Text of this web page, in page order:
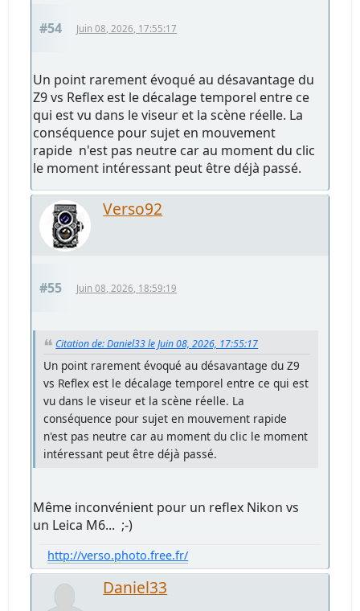
#54 Juin 08, 2026, 17:55:17
Un point rarement évoqué au désavantage du
Z9 vs Reflex est le décalage temporel entre ce
qui est vu dans le viseur et la scène réelle. La
conséquence pour sujet en mouvement
rapide n'est pas neutre car au moment du clic
le moment intéressant peut être déjà passé.
Verso92
#55 Juin 08, 2026, 18:59:19
Citation de: Daniel33 le Juin 08, 2026, 17:55:17
Un point rarement évoqué au désavantage du Z9
vs Reflex est le décalage temporel entre ce qui est
vu dans le viseur et la scène réelle. La
conséquence pour sujet en mouvement rapide
n'est pas neutre car au moment du clic le moment
intéressant peut être déjà passé.
Même inconvénient pour un reflex Nikon vs
un Leica M6... ;-)
http://verso.photo.free.fr/
Daniel33